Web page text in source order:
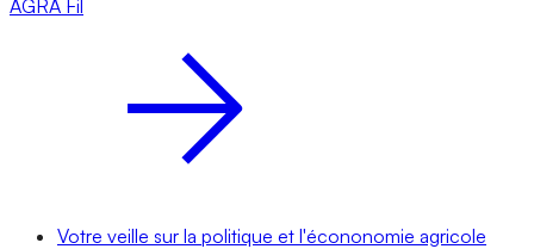
AGRA Fil
Votre veille sur la politique et l'écononomie agricole